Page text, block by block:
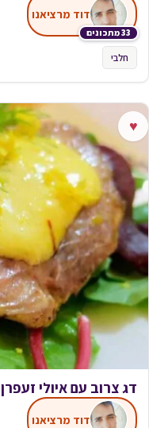
33 מתכונים
דוד מרציאנו
חלבי
♥
דג צרוב עם איולי זעפרן
דוד מרציאנו